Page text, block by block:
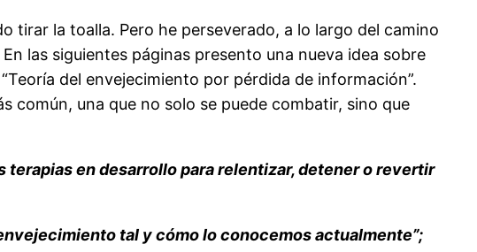
tirar la toalla. Pero he perseverado, a lo largo del camino
las siguientes páginas presento una nueva idea sobre
del envejecimiento por pérdida de información”.
común, una que no solo se puede combatir, sino que
terapias en desarrollo para relentizar, detener o revertir
tal y cómo lo conocemos actualmente”;